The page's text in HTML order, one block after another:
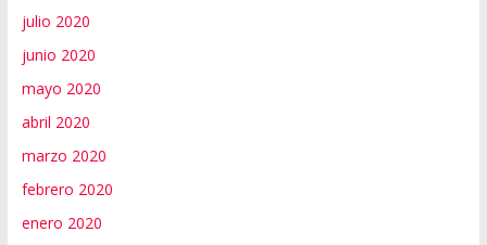
julio 2020
junio 2020
mayo 2020
abril 2020
marzo 2020
febrero 2020
enero 2020